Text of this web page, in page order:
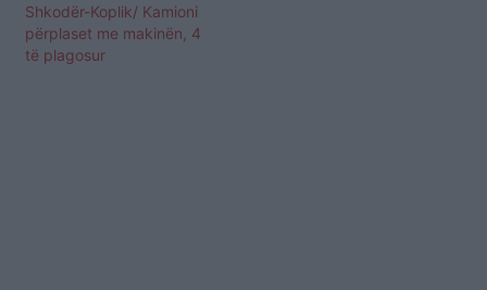
Shkodër-Koplik/ Kamioni
përplaset me makinën, 4
të plagosur